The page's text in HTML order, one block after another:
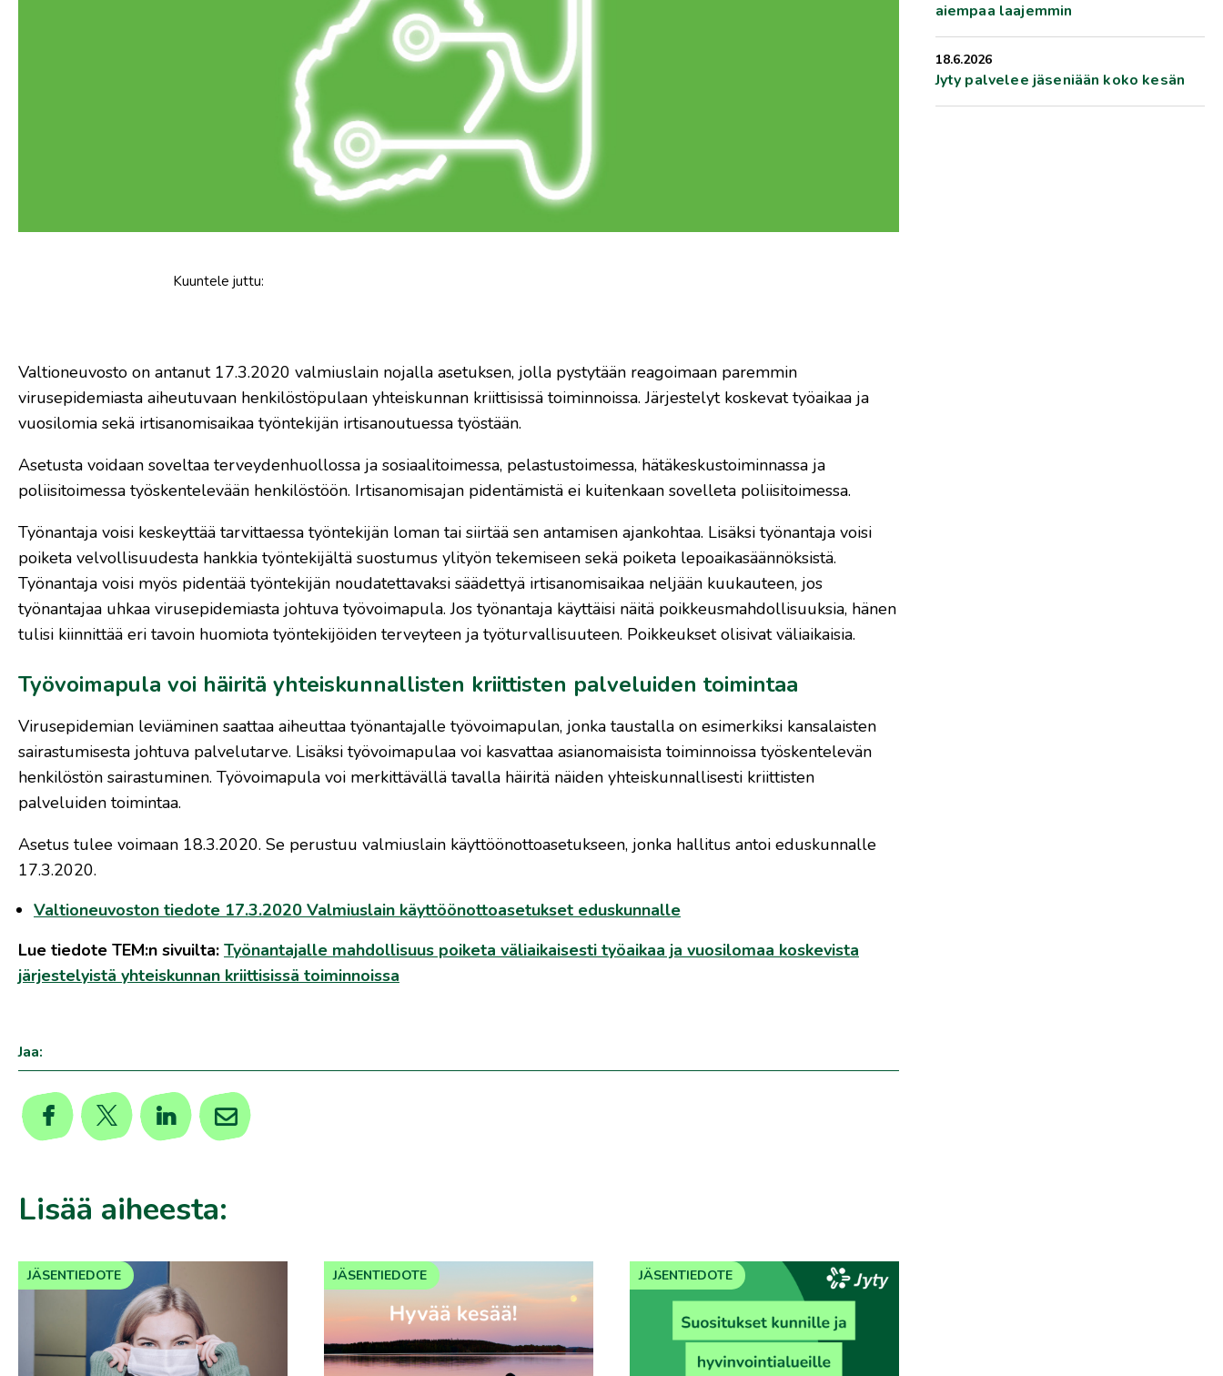
Kuuntele juttu:
Valtioneuvosto on antanut 17.3.2020 valmiuslain nojalla asetuksen, jolla pystytään reagoimaan paremmin
virusepidemiasta aiheutuvaan henkilöstöpulaan yhteiskunnan kriittisissä toiminnoissa. Järjestelyt koskevat työaikaa ja
vuosilomia sekä irtisanomisaikaa työntekijän irtisanoutuessa työstään.
Asetusta voidaan soveltaa terveydenhuollossa ja sosiaalitoimessa, pelastustoimessa, hätäkeskustoiminnassa ja
poliisitoimessa työskentelevään henkilöstöön. Irtisanomisajan pidentämistä ei kuitenkaan sovelleta poliisitoimessa.
Työnantaja voisi keskeyttää tarvittaessa työntekijän loman tai siirtää sen antamisen ajankohtaa. Lisäksi työnantaja voisi
poiketa velvollisuudesta hankkia työntekijältä suostumus ylityön tekemiseen sekä poiketa lepoaikasäännöksistä.
Työnantaja voisi myös pidentää työntekijän noudatettavaksi säädettyä irtisanomisaikaa neljään kuukauteen, jos
työnantajaa uhkaa virusepidemiasta johtuva työvoimapula. Jos työnantaja käyttäisi näitä poikkeusmahdollisuuksia, hänen
tulisi kiinnittää eri tavoin huomiota työntekijöiden terveyteen ja työturvallisuuteen. Poikkeukset olisivat väliaikaisia.
Työvoimapula voi häiritä yhteiskunnallisten kriittisten palveluiden toimintaa
Virusepidemian leviäminen saattaa aiheuttaa työnantajalle työvoimapulan, jonka taustalla on esimerkiksi kansalaisten
sairastumisesta johtuva palvelutarve. Lisäksi työvoimapulaa voi kasvattaa asianomaisista toiminnoissa työskentelevän
henkilöstön sairastuminen. Työvoimapula voi merkittävällä tavalla häiritä näiden yhteiskunnallisesti kriittisten
palveluiden toimintaa.
Asetus tulee voimaan 18.3.2020. Se perustuu valmiuslain käyttöönottoasetukseen, jonka hallitus antoi eduskunnalle
17.3.2020.
Valtioneuvoston tiedote 17.3.2020 Valmiuslain käyttöönottoasetukset eduskunnalle
Lue tiedote TEM:n sivuilta: Työnantajalle mahdollisuus poiketa väliaikaisesti työaikaa ja vuosilomaa koskevista
järjestelyistä yhteiskunnan kriittisissä toiminnoissa
Jaa:
Lisää aiheesta:
JÄSENTIEDOTE JÄSENTIEDOTE JÄSENTIEDOTE
aiempaa laajemmin
18.6.2026
Jyty palvelee jäseniään koko kesän